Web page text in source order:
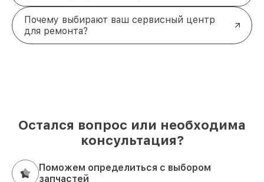
Почему выбирают ваш сервисный центр
для ремонта?
Остался вопрос или необходима
консультация?
Поможем определиться с выбором
запчастей